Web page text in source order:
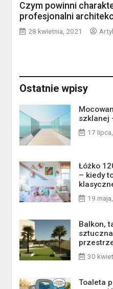
Czym powinni
profesjonalni
28 kwietnia, 2021
Ostatnie wpisy
szklanej
17
Łóżko
– kiedy
19
Balkon,
30
Toaleta